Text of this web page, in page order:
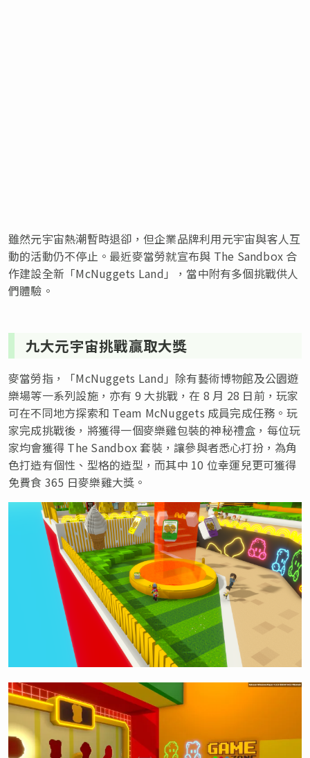
雖然元宇宙熱潮暫時退卻，但企業品牌利用元宇宙與客人互
動的活動仍不停止。最近麥當勞就宣布與 The Sandbox 合
作建設全新「McNuggets Land」，當中附有多個挑戰供人
們體驗。
九大元宇宙挑戰贏取大獎
麥當勞指，「McNuggets Land」除有藝術博物館及公園遊
樂場等一系列設施，亦有 9 大挑戰，在 8 月 28 日前，玩家
可在不同地方探索和 Team McNuggets 成員完成任務。玩
家完成挑戰後，將獲得一個麥樂雞包裝的神秘禮盒，每位玩
家均會獲得 The Sandbox 套裝，讓參與者悉心打扮，為角
色打造有個性、型格的造型，而其中 10 位幸運兒更可獲得
免費食 365 日麥樂雞大獎。